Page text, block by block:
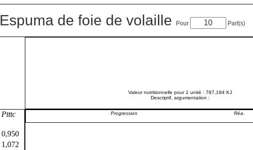
Espuma de foie de volaille Pour Part(s)
Valeur nutritionnelle pour 1 unité : 787,194 KJ
Descriptif, argumentation :
Ptttc
0,950
1,072
Progression Réa